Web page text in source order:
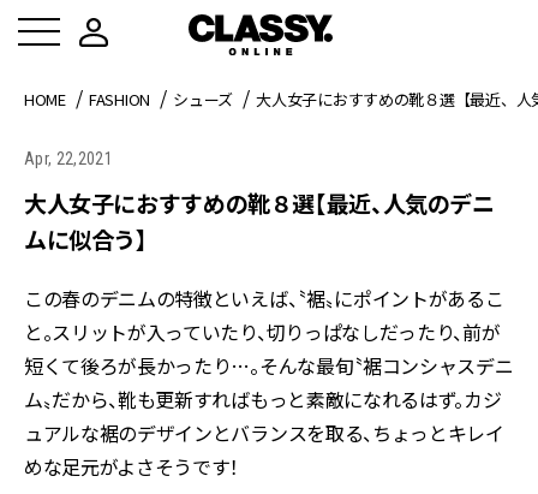
HOME FASHION シューズ 大人女子におすすめの靴８選【最近、
Apr, 22,2021
大人女子におすすめの靴８選【最近、人気のデニ
ムに似合う】
この春のデニムの特徴といえば、〝裾〟にポイントがあるこ
と。スリットが入っていたり、切りっぱなしだったり、前が
短くて後ろが長かったり…。そんな最旬〝裾コンシャスデニ
ム〟だから、靴も更新すればもっと素敵になれるはず。カジ
ュアルな裾のデザインとバランスを取る、ちょっとキレイ
めな足元がよさそうです！